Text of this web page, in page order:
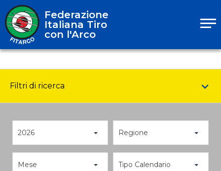
Federazione
Italiana Tiro
con l'Arco
Filtri di ricerca
2026 Regione
Mese Tipo Calendario